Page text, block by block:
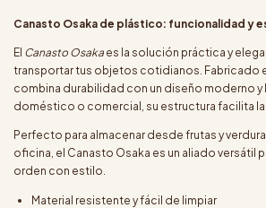
Canasto Osaka de plástico: funcionalidad y
El Canasto Osaka es la solución práctica y
transportar tus objetos cotidianos. Fabricado
combina durabilidad con un diseño moderno y
doméstico o comercial, su estructura facilita la
Perfecto para almacenar desde frutas y
oficina, el Canasto Osaka es un aliado versátil
orden con estilo.
Material resistente y fácil de limpiar